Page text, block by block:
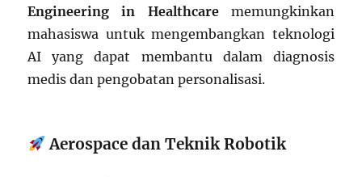
Engineering in Healthcarememungkinkan
mahasiswa untuk mengembangkan teknologi
AI yang dapat membantu dalam diagnosis
medis dan pengobatan personalisasi.
Aerospace dan Teknik Robotik